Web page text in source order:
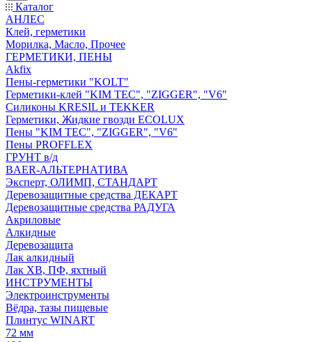
Каталог
АНЛЕС
Клей, герметики
Морилка, Масло, Прочее
ГЕРМЕТИКИ, ПЕНЫ
Akfix
Пены-герметики "KOLT"
Герметики-клей "KIM TEС", "ZIGGER", "V6"
Силиконы KRESIL и TEKKER
Герметики, Жидкие гвозди ECOLUX
Пены "KIM TEС", "ZIGGER", "V6"
Пены PROFFLEX
ГРУНТ в/д
BAER-АЛЬТЕРНАТИВА
Эксперт, ОЛИМП, СТАНДАРТ
Деревозащитные средства ДЕКАРТ
Деревозащитные средства РАДУГА
Акриловые
Алкидные
Деревозащита
Лак алкидный
Лак ХВ, ПФ, яхтный
ИНСТРУМЕНТЫ
Электроинструменты
Вёдра, тазы пищевые
Плинтус WINART
72 мм